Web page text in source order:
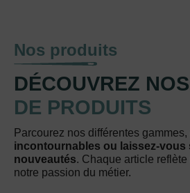
Nos produits
DÉCOUVREZ NOS
DE PRODUITS
Parcourez nos différentes gammes,
incontournables ou laissez-vous
nouveautés. Chaque article
notre passion du métier.